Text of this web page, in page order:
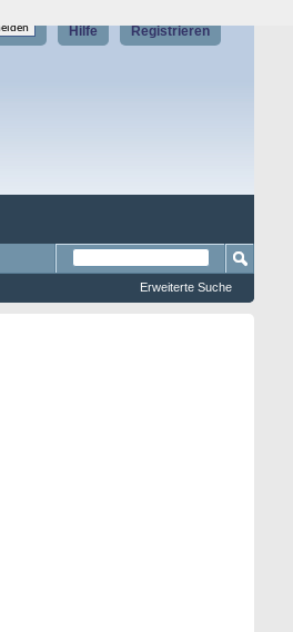
Registrieren
Hilfe
Erweiterte Suche